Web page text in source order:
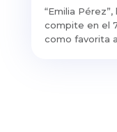
“Emilia
compite en el
como favorita